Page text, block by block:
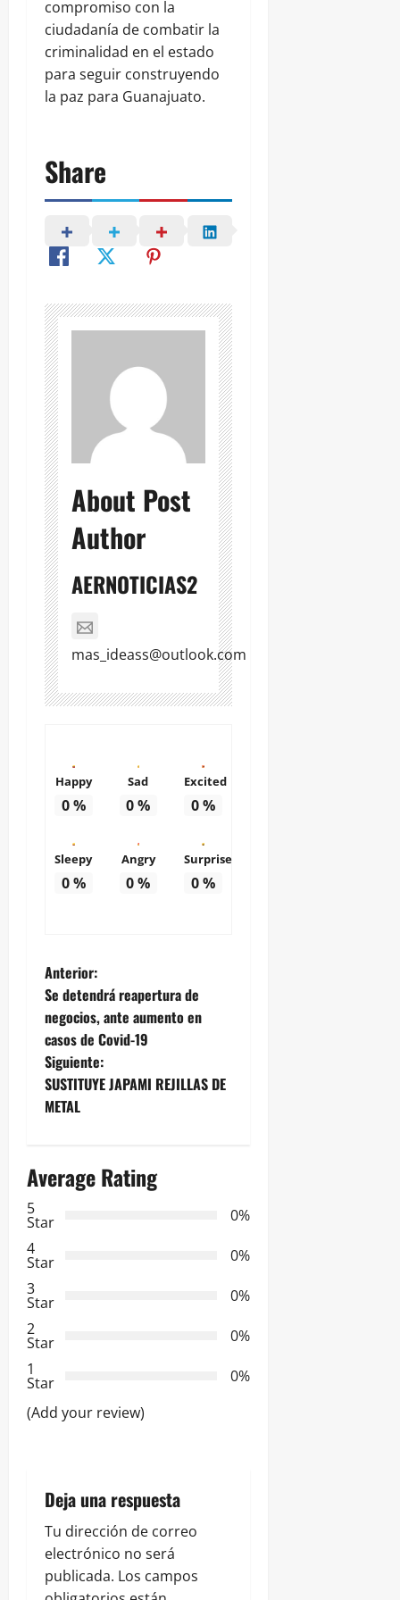
compromiso con la
ciudadanía de combatir la
criminalidad en el estado
para seguir construyendo
la paz para Guanajuato.
Share
About Post
Author
AERNOTICIAS2
mas_ideass@outlook.com
Happy
0%
Sad
0%
Excited
0%
Sleepy
0%
Angry
0%
Surprise
0%
N
a
v
e
a
i
ó
n
d
e
e
t
r
a
Anterior:
Se detendrá reapertura de
negocios, ante aumento en
casos de Covid-19
Siguiente:
SUSTITUYE JAPAMI REJILLAS DE
METAL
Average Rating
5
Star
0%
4
Star
0%
3
Star
0%
2
Star
0%
1
Star
0%
(Add your review)
Deja una respuesta
Tu dirección de correo
electrónico no será
publicada. Los campos